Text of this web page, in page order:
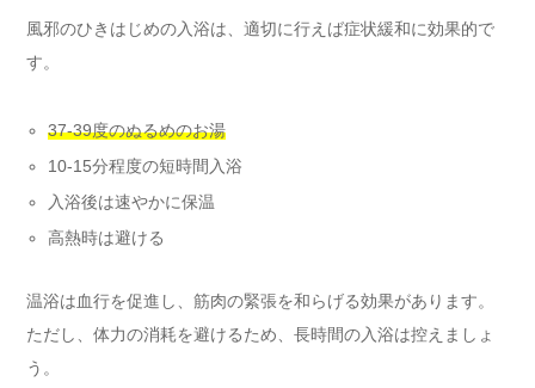
風邪のひきはじめの入浴は、適切に行えば症状緩和に効果的で
す。
37-39度のぬるめのお湯
10-15分程度の短時間入浴
入浴後は速やかに保温
高熱時は避ける
温浴は血行を促進し、筋肉の緊張を和らげる効果があります。
ただし、体力の消耗を避けるため、長時間の入浴は控えましょ
う。